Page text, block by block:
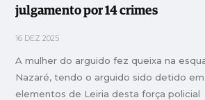
julgamento por 14 crimes
16 DEZ 2025
A mulher do arguido fez queixa na
Nazaré, tendo o arguido sido detido
elementos de Leiria desta força policial